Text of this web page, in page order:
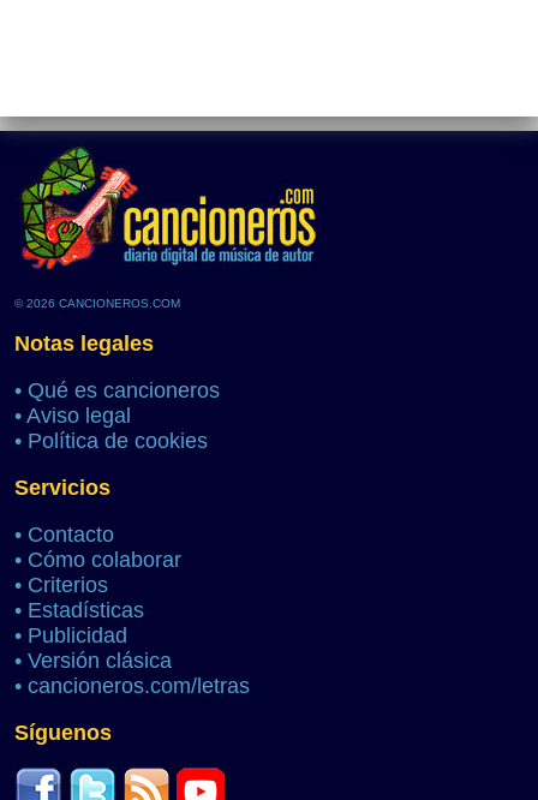
© 2026 CANCIONEROS.COM
Notas legales
• Qué es cancioneros
• Aviso legal
• Política de cookies
Servicios
• Contacto
• Cómo colaborar
• Criterios
• Estadísticas
• Publicidad
• Versión clásica
• cancioneros.com/letras
Síguenos